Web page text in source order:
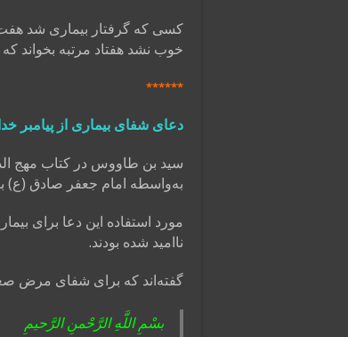
کسی که گرفتار بیماری شد هفت
خوب نشد هفتاد مرتبه بخواند
******
دعای شفای بیماری از پیامبر
سید بن طاووس در کتاب مهج
به‌واسطه امام جعفر صادق (ع)
مورد استفاده این دعا برای
ناامید شده بودند.
گفته‌اند که برای شفای مرض
بسْمِ اللَّهِ الرَّحْمنِ الرَّحیمِ